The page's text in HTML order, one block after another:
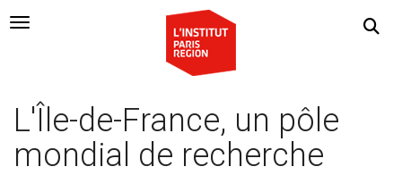
Navigation Toggle
L'Île-de-France, un pôle
mondial de recherche